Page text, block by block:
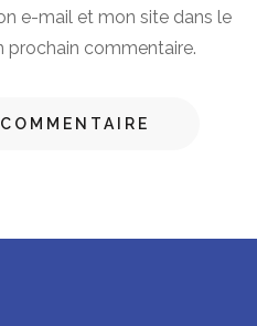
e-mail et mon site dans le
prochain commentaire.